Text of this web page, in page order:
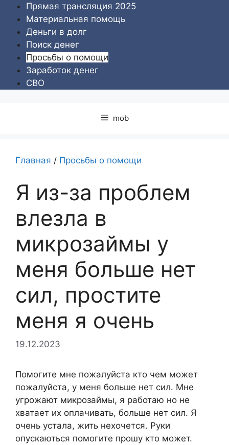
Перейти
содержимому
Прямая трансляция 2025
Материальная помощь
Деньги в долг
Поиск денег
Просьбы о помощи
Заработок денег
СВО
mob
Главная / Просьбы о помощи
Я из-за проблем
влезла в
микрозаймы у
меня больше нет
сил, простите
меня я очень
19.12.2023
Помогите мне пожалуйста кто чем может
пожалуйста, у меня больше нет сил. Мне
угрожают микрозаймы, я работаю но не
хватает их оплачивать, больше нет сил. Я
очень устала, жить нехочется. Руки
опускаються помогите прошу кто может.